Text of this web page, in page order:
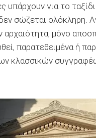
υπάρχουν για το
σώζεται ολόκληρη.
αρχαιότητα, μόνο
παρατεθειμένα ή
κλασσικών